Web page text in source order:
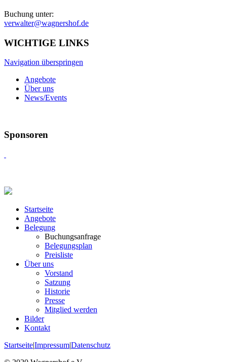
Buchung unter:
verwalter@wagnershof.de
WICHTIGE LINKS
Navigation überspringen
Angebote
Über uns
News/Events
Sponsoren
Startseite
Angebote
Belegung
Buchungsanfrage
Belegungsplan
Preisliste
Über uns
Vorstand
Satzung
Historie
Presse
Mitglied werden
Bilder
Kontakt
Startseite|Impressum|Datenschutz